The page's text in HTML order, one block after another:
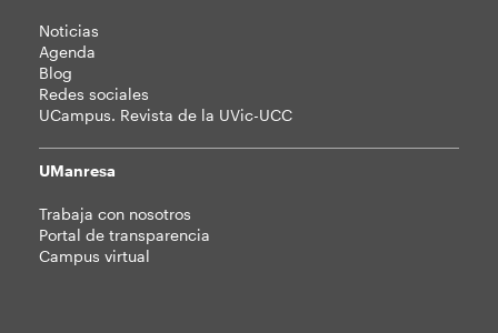
Noticias
Agenda
Blog
Redes sociales
UCampus. Revista de la UVic-UCC
UManresa
Trabaja con nosotros
Portal de transparencia
Campus virtual